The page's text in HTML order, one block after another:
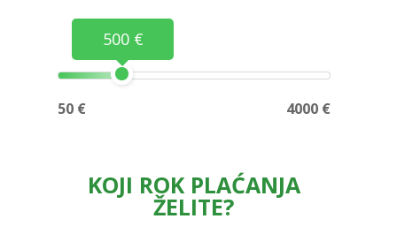
500 €
50 € 4000 €
KOJI ROK PLAĆANJA
ŽELITE?